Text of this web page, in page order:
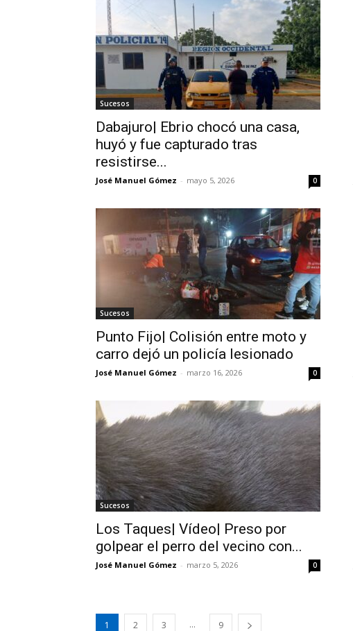
Sucesos
Dabajuro| Ebrio chocó una casa,
huyó y fue capturado tras
resistirse...
José Manuel Gómez - mayo 5, 2026 0
Sucesos
Punto Fijo| Colisión entre moto y
carro dejó un policía lesionado
José Manuel Gómez - marzo 16, 2026 0
Sucesos
Los Taques| Vídeo| Preso por
golpear el perro del vecino con...
José Manuel Gómez - marzo 5, 2026 0
1 2 3 ... 9